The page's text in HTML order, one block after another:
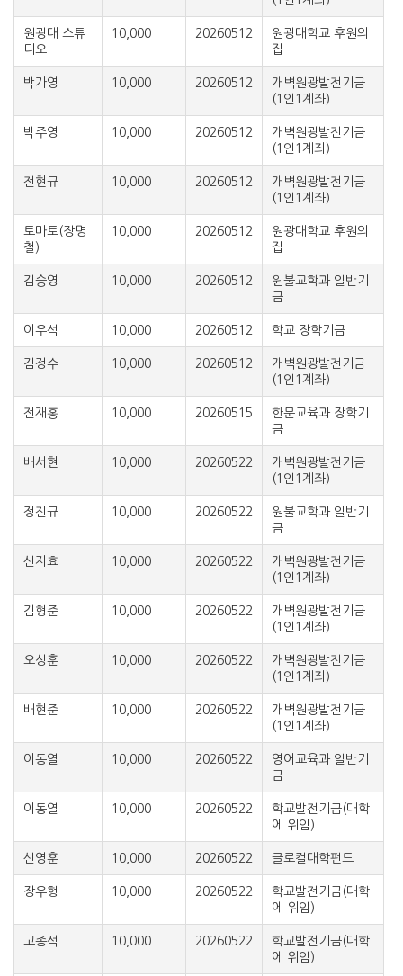
원광대 스튜
디오
10,000 20260512
원광대학교 후원의
집
박가영 10,000 20260512
개벽원광발전기금
(1인1계좌)
박주영 10,000 20260512
개벽원광발전기금
(1인1계좌)
전현규 10,000 20260512
개벽원광발전기금
(1인1계좌)
토마토(장명
철)
10,000 20260512
원광대학교 후원의
집
김승영 10,000 20260512
원불교학과 일반기
금
이우석 10,000 20260512 학교 장학기금
김정수 10,000 20260512
개벽원광발전기금
(1인1계좌)
전재홍 10,000 20260515
한문교육과 장학기
금
배서현 10,000 20260522
개벽원광발전기금
(1인1계좌)
정진규 10,000 20260522
원불교학과 일반기
금
신지효 10,000 20260522
개벽원광발전기금
(1인1계좌)
김형준 10,000 20260522
개벽원광발전기금
(1인1계좌)
오상훈 10,000 20260522
개벽원광발전기금
(1인1계좌)
배현준 10,000 20260522
개벽원광발전기금
(1인1계좌)
이동열 10,000 20260522
영어교육과 일반기
금
이동열 10,000 20260522
학교발전기금(대학
에 위임)
신영훈 10,000 20260522 글로컬대학펀드
장우형 10,000 20260522
학교발전기금(대학
에 위임)
고종석 10,000 20260522
학교발전기금(대학
에 위임)